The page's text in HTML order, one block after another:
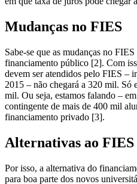
Mudanças no FIES
Sabe-se que as mudanças no
financiamento público [2]. Com
devem ser atendidos pelo FIES –
2015 – não chegará a 320 mil. Só
mil. Ou seja, estamos falando –
contingente de mais de 400 mil
financiamento privado [3].
Alternativas ao FIES
Por isso, a alternativa do
para boa parte dos novos